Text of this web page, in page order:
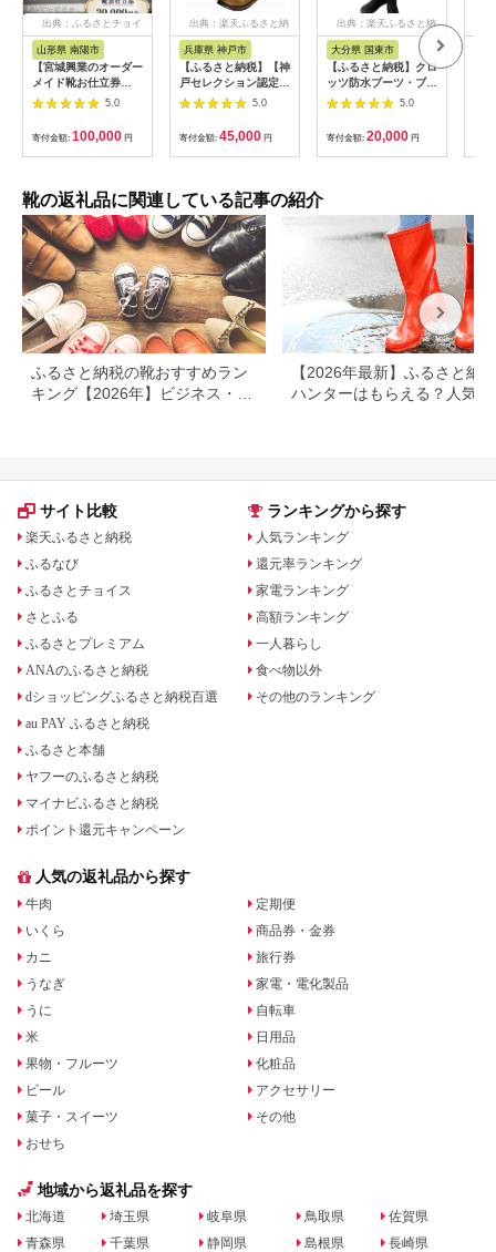
出典：ふるさとチョイ
ス
山形県 南陽市
【宮城興業のオーダー
メイド靴お仕立券
30】 1枚 30,000円分
『宮城興業(株)』 革靴
くつ シューズ ファッ
ション ビジネス カジ
ュアル メンズ 紳士 山
5.0
寄付金額: 100,000 円
出典：楽天ふるさと納
税
兵庫県 神戸市
【ふるさと納税】【神
戸セレクション認定】
元オリンピックマラソ
ン選手愛用！ 職人の
手作り やわらかメン
ズシューズ WWING
紳士靴【ヴィンテージ
5.0
寄付金額: 45,000 円
出典：楽天ふるさと納
大分県 国東市
【ふるさと納税】クロ
ッツ防水ブーツ・ブラ
ックM(25cm)
5.0
寄付金額: 20,000 円
靴の返礼品に関連している記事の紹介
ふるさと納税の靴おすすめラン
キング【2026年】ビジネス・ス
【2026年最新】ふるさと納
ハンターはもらえる？人気の
サイト比較
楽天ふるさと納税
ふるなび
ふるさとチョイス
さとふる
ふるさとプレミアム
ANAのふるさと納税
dショッピングふるさと納税百選
au PAY ふるさと納税
ふるさと本舗
ヤフーのふるさと納税
マイナビふるさと納税
ポイント還元キャンペーン
ランキングから探す
人気ランキング
還元率ランキング
家電ランキング
高額ランキング
一人暮らし
食べ物以外
その他のランキング
人気の返礼品から探す
牛肉
いくら
カニ
うなぎ
うに
米
果物・フルーツ
ビール
菓子・スイーツ
おせち
定期便
商品券・金券
旅行券
家電・電化製品
自転車
日用品
化粧品
アクセサリー
その他
地域から返礼品を探す
北海道
青森県
埼玉県
千葉県
岐阜県
静岡県
鳥取県
島根県
佐賀県
長崎県